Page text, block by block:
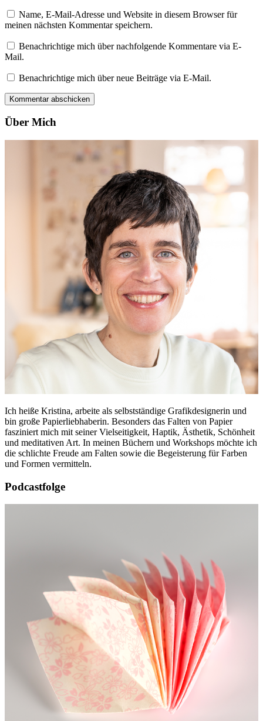
Name, E-Mail-Adresse und Website in diesem Browser für
meinen nächsten Kommentar speichern.
Benachrichtige mich über nachfolgende Kommentare via E-
Mail.
Benachrichtige mich über neue Beiträge via E-Mail.
Über Mich
Ich heiße Kristina, arbeite als selbstständige Grafikdesignerin und
bin große Papierliebhaberin. Besonders das Falten von Papier
fasziniert mich mit seiner Vielseitigkeit, Haptik, Ästhetik, Schönheit
und meditativen Art. In meinen Büchern und Workshops möchte ich
die schlichte Freude am Falten sowie die Begeisterung für Farben
und Formen vermitteln.
Podcastfolge